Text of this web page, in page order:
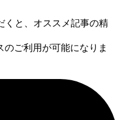
くと、オススメ記事の精
ご利用が可能になりま